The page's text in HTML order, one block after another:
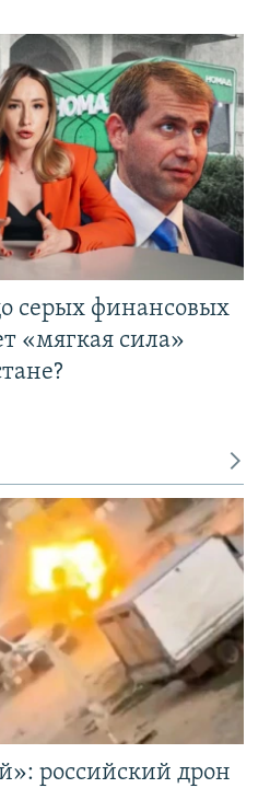
серых финансовых
«мягкая сила»
российский дрон